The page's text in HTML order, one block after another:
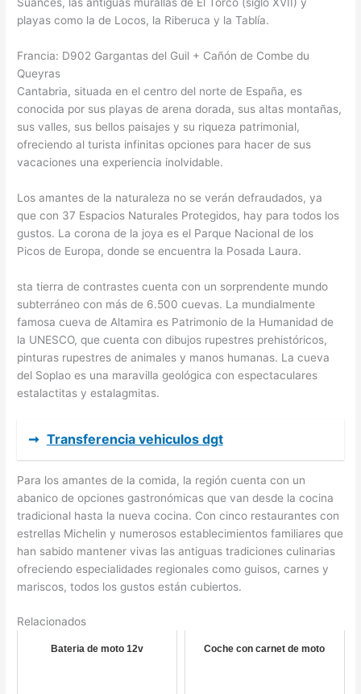
playas como la de Locos, la Riberuca y la Tablía.
Francia: D902 Gargantas del Guil + Cañón de Combe du
Queyras
Cantabria, situada en el centro del norte de España, es
conocida por sus playas de arena dorada, sus altas montañas,
sus valles, sus bellos paisajes y su riqueza patrimonial,
ofreciendo al turista infinitas opciones para hacer de sus
vacaciones una experiencia inolvidable.
Los amantes de la naturaleza no se verán defraudados, ya
que con 37 Espacios Naturales Protegidos, hay para todos los
gustos. La corona de la joya es el Parque Nacional de los
Picos de Europa, donde se encuentra la Posada Laura.
sta tierra de contrastes cuenta con un sorprendente mundo
subterráneo con más de 6.500 cuevas. La mundialmente
famosa cueva de Altamira es Patrimonio de la Humanidad de
la UNESCO, que cuenta con dibujos rupestres prehistóricos,
pinturas rupestres de animales y manos humanas. La cueva
del Soplao es una maravilla geológica con espectaculares
estalactitas y estalagmitas.
➞ Transferencia vehiculos dgt
Para los amantes de la comida, la región cuenta con un
abanico de opciones gastronómicas que van desde la cocina
tradicional hasta la nueva cocina. Con cinco restaurantes con
estrellas Michelin y numerosos establecimientos familiares que
han sabido mantener vivas las antiguas tradiciones culinarias
ofreciendo especialidades regionales como guisos, carnes y
mariscos, todos los gustos están cubiertos.
Relacionados
Bateria de moto 12v Coche con carnet de moto